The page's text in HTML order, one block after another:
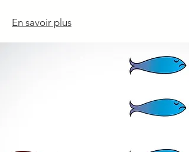
En savoir plus